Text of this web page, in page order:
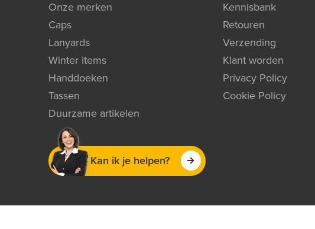
Onze merken
Caps
Lanyards
Winter items
Handdoeken
Tassen
Duurzame artikelen
Kennisbank
Retouren
Verzending
Klant worden
Privacy Policy
Cookie Policy
Kan ik je helpen?